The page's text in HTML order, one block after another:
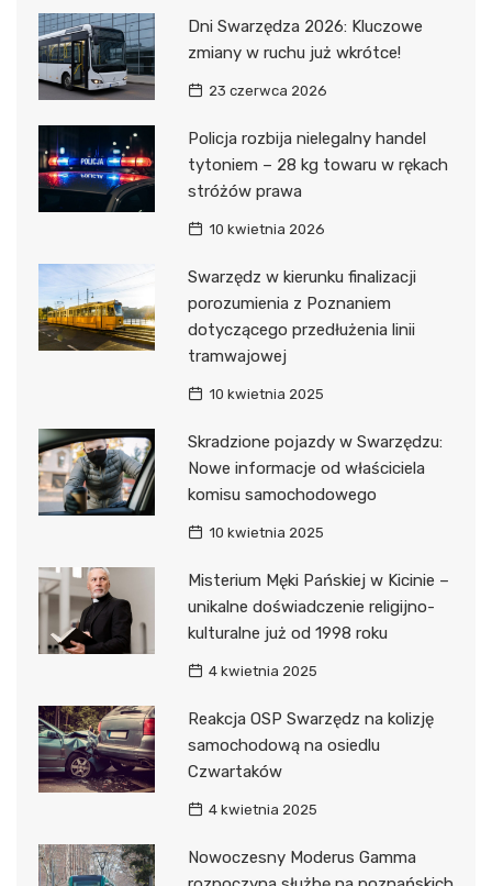
Dni Swarzędza 2026: Kluczowe
zmiany w ruchu już wkrótce!
23 czerwca 2026
Policja rozbija nielegalny handel
tytoniem – 28 kg towaru w rękach
stróżów prawa
10 kwietnia 2026
Swarzędz w kierunku finalizacji
porozumienia z Poznaniem
dotyczącego przedłużenia linii
tramwajowej
10 kwietnia 2025
Skradzione pojazdy w Swarzędzu:
Nowe informacje od właściciela
komisu samochodowego
10 kwietnia 2025
Misterium Męki Pańskiej w Kicinie –
unikalne doświadczenie religijno-
kulturalne już od 1998 roku
4 kwietnia 2025
Reakcja OSP Swarzędz na kolizję
samochodową na osiedlu
Czwartaków
4 kwietnia 2025
Nowoczesny Moderus Gamma